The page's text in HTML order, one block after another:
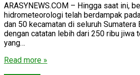
ARASYNEWS.COM – Hingga saat ini,
hidrometeorologi telah berdampak
dan 50 kecamatan di seluruh Sumatera
dengan catatan lebih dari 250 ribu jiwa
yang…
Read more »